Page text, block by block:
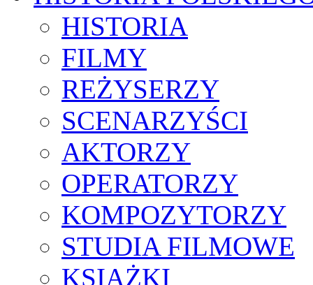
HISTORIA
FILMY
REŻYSERZY
SCENARZYŚCI
AKTORZY
OPERATORZY
KOMPOZYTORZY
STUDIA FILMOWE
KSIĄŻKI